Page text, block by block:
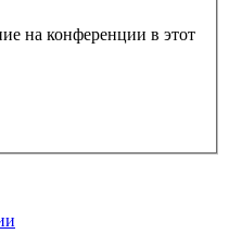
на конференции в этот